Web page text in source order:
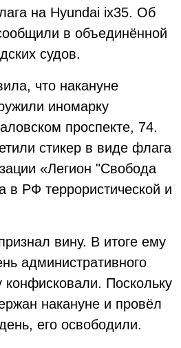
на Hyundai ix35. Об
в объединённой
судов.
что накануне
иномарку
проспекте, 74.
стикер в виде флага
«Легион "Свобода
в РФ террористической и
вину. В итоге ему
административного
конфисковали. Поскольку
накануне и провёл
его освободили.